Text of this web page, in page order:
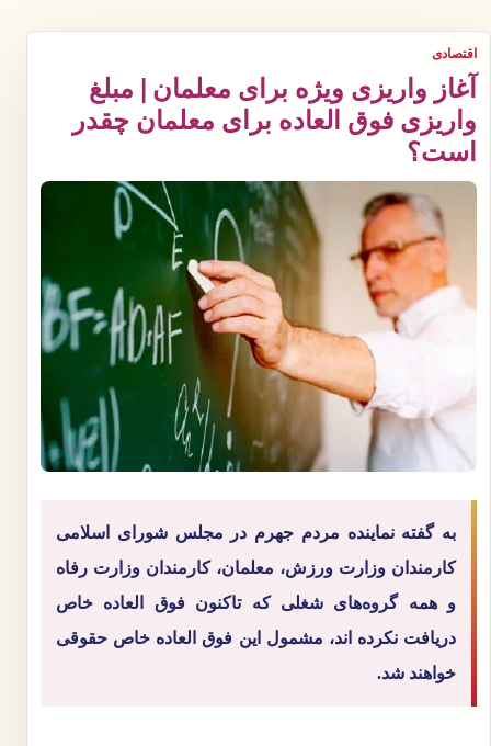
اقتصادی
آغاز واریزی ویژه برای معلمان | مبلغ
واریزی فوق العاده برای معلمان چقدر
است؟
به گفته نماینده مردم جهرم در مجلس شورای اسلامی
کارمندان وزارت ورزش، معلمان، کارمندان وزارت رفاه
و همه گروه‌های شغلی که تاکنون فوق العاده خاص
دریافت نکرده اند، مشمول این فوق العاده خاص حقوقی
خواهند شد.